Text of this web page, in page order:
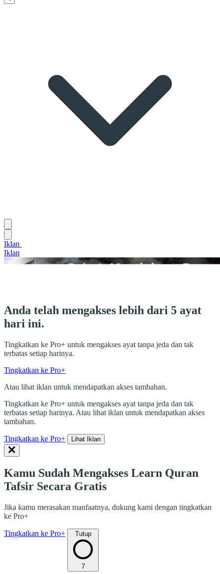
Iklan
Iklan
Anda telah mengakses lebih dari 5 ayat
hari ini.
Tingkatkan ke Pro+ untuk mengakses ayat tanpa jeda dan tak
terbatas setiap harinya.
Tingkatkan ke Pro+
Atau lihat iklan untuk mendapatkan akses tambahan.
Tingkatkan ke Pro+ untuk mengakses ayat tanpa jeda dan tak
terbatas setiap harinya. Atau lihat iklan untuk mendapatkan akses
tambahan.
Tingkatkan ke Pro+ Lihat Iklan
Kamu Sudah Mengakses Learn Quran
Tafsir Secara Gratis
Jika kamu merasakan manfaatnya, dukung kami dengan tingkatkan
ke Pro+
Tingkatkan ke Pro+ Tutup
7